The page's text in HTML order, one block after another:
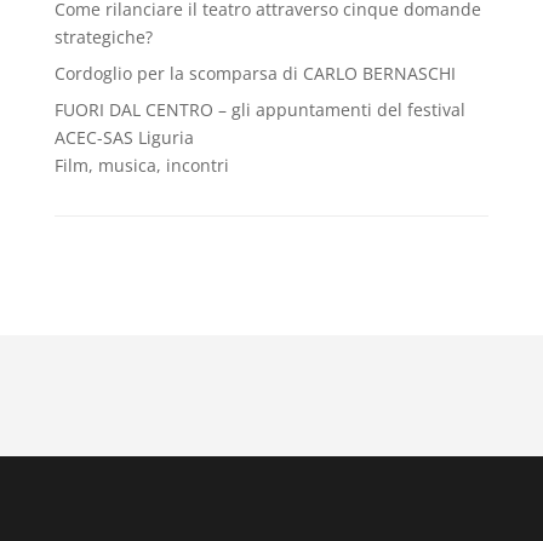
Come rilanciare il teatro attraverso cinque domande
strategiche?
Cordoglio per la scomparsa di CARLO BERNASCHI
FUORI DAL CENTRO – gli appuntamenti del festival
ACEC-SAS Liguria
Film, musica, incontri